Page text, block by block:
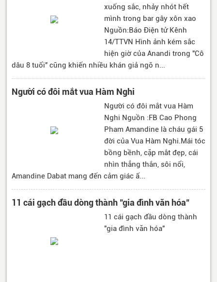
xuống sắc, nhảy nhót hết
mình trong bar gây xôn xao
Nguồn:Báo Điện tử Kênh
14/TTVN Hình ảnh kém sắc
hiện giờ của Anandi trong "Cô
dâu 8 tuổi" cũng khiến nhiều khán giả ngỡ n...
Người có đôi mắt vua Hàm Nghi
Người có đôi mắt vua Hàm
Nghi Nguồn :FB Cao Phong
Pham Amandine là cháu gái 5
đời của Vua Hàm Nghi.Mái tóc
bồng bềnh, cặp mắt đẹp, cái
nhìn thẳng thắn, sôi nổi,
Amandine Dabat mang đến cảm giác ấ...
11 cái gạch đầu dòng thành "gia đình văn hóa"
11 cái gạch đầu dòng thành
"gia đình văn hóa"